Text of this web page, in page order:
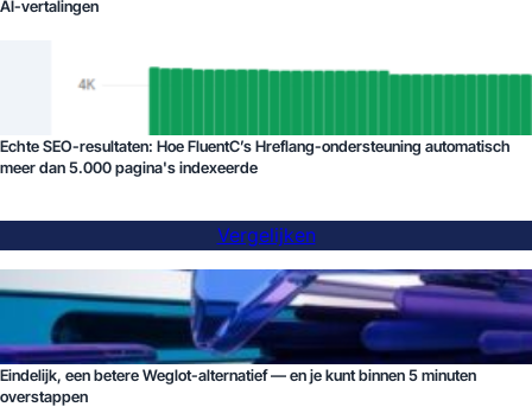
AI-vertalingen
Echte SEO-resultaten: Hoe FluentC’s Hreflang-ondersteuning automatisch
meer dan 5.000 pagina's indexeerde
Vergelijken
Eindelijk, een betere Weglot-alternatief — en je kunt binnen 5 minuten
overstappen